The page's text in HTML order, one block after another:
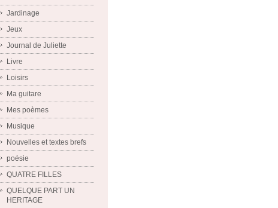
Jardinage
Jeux
Journal de Juliette
Livre
Loisirs
Ma guitare
Mes poèmes
Musique
Nouvelles et textes brefs
poésie
QUATRE FILLES
QUELQUE PART UN
HERITAGE